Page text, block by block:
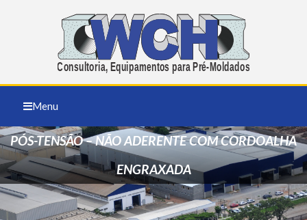
Menu
PÓS-TENSÃO – NÃO ADERENTE COM CORDOALHA
ENGRAXADA